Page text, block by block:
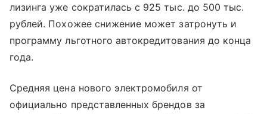
лизинга уже сократилась с 925 тыс. до 500 тыс.
рублей. Похожее снижение может затронуть и
программу льготного автокредитования до конца
года.
Средняя цена нового электромобиля от
официально представленных брендов за